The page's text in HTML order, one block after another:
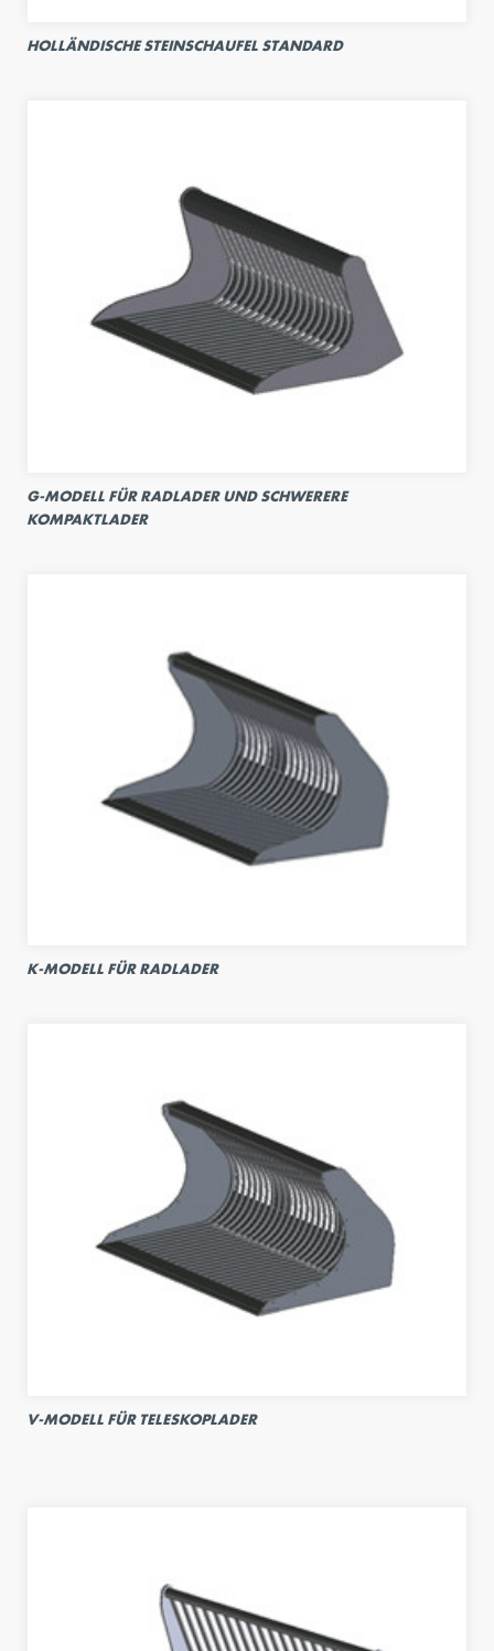
HOLLÄNDISCHE STEINSCHAUFEL STANDARD
G-MODELL FÜR RADLADER UND SCHWERERE
KOMPAKTLADER
K-MODELL FÜR RADLADER
V-MODELL FÜR TELESKOPLADER